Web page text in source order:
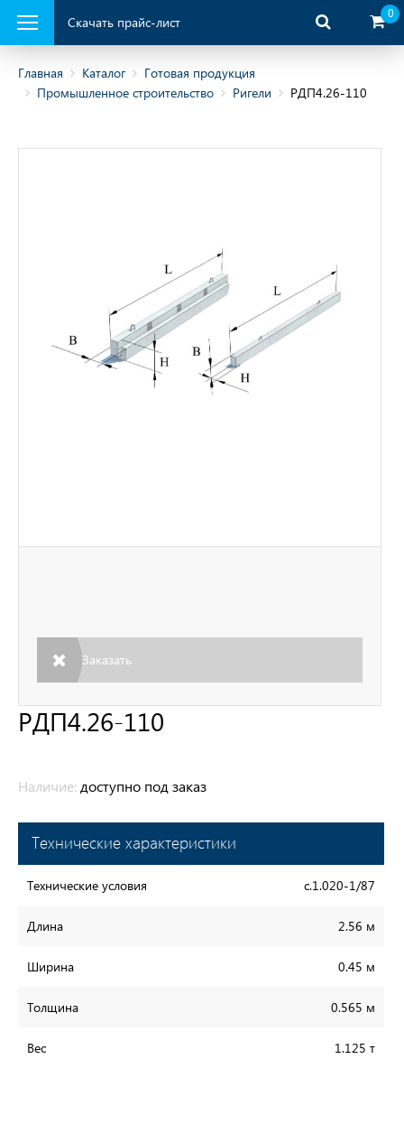
Скачать прайс-лист
0
Главная Каталог
Готовая продукция
Промышленное строительство
Ригели РДП4.26-110
РДП4.26-110
Наличие: доступно под заказ
Технические характеристики
Технические условия с.1.020-1/87
Длина 2.56 м
Ширина 0.45 м
Толщина 0.565 м
Вес 1.125 т
Заказать